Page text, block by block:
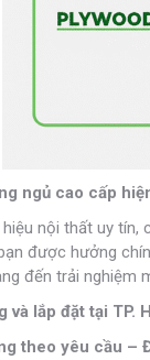
ngủ cao cấp
nội thất uy tín,
được hưởng
đến trải nghiệm
và lắp đặt tại
theo yêu cầu –